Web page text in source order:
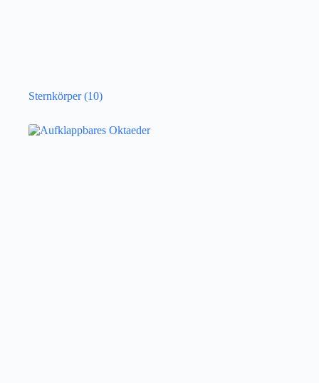
Sternkörper(10)